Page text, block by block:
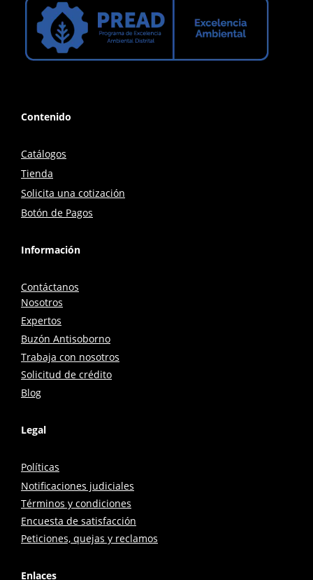
Contenido
Catálogos
Tienda
Solicita una cotización
Botón de Pagos
Información
Contáctanos
Nosotros
Expertos
Buzón Antisoborno
Trabaja con nosotros
Solicitud de crédito
Blog
Legal
Políticas
Notificaciones judiciales
Términos y condiciones
Encuesta de satisfacción
Peticiones, quejas y reclamos
Enlaces